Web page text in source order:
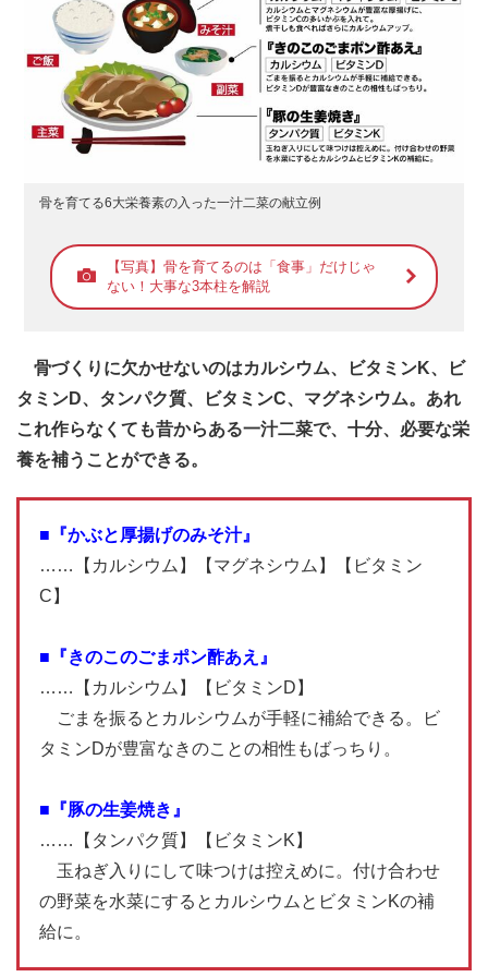
骨を育てる6大栄養素の入った一汁二菜の献立例
【写真】骨を育てるのは「食事」だけじゃ
ない！大事な3本柱を解説
骨づくりに欠かせないのはカルシウム、ビタミンK、ビ
タミンD、タンパク質、ビタミンC、マグネシウム。あれ
これ作らなくても昔からある一汁二菜で、十分、必要な栄
養を補うことができる。
■『かぶと厚揚げのみそ汁』
……【カルシウム】【マグネシウム】【ビタミン
C】
■『きのこのごまポン酢あえ』
……【カルシウム】【ビタミンD】
ごまを振るとカルシウムが手軽に補給できる。ビ
タミンDが豊富なきのことの相性もばっちり。
■『豚の生姜焼き』
……【タンパク質】【ビタミンK】
玉ねぎ入りにして味つけは控えめに。付け合わせ
の野菜を水菜にするとカルシウムとビタミンKの補
給に。